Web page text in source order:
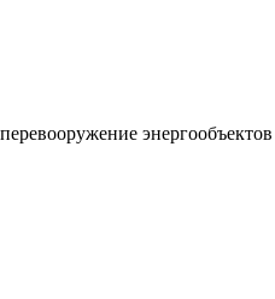
энергообъектов